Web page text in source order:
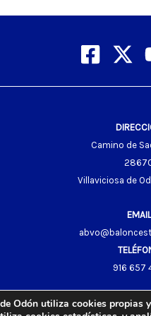
Camino de
Villaviciosa de
EMAIL
916 657
Odón utiliza cookies propias